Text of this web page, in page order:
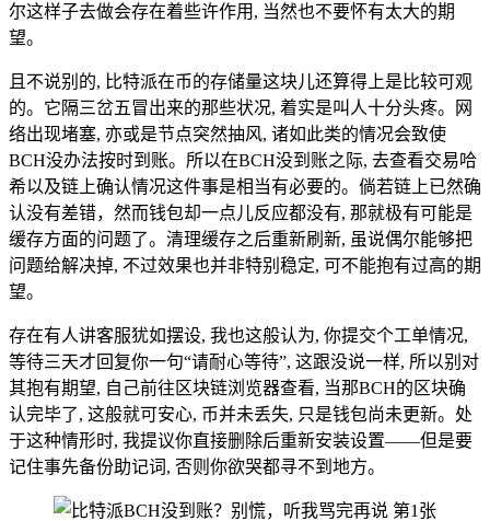
尔这样子去做会存在着些许作用, 当然也不要怀有太大的期
望。
且不说别的, 比特派在币的存储量这块儿还算得上是比较可观
的。它隔三岔五冒出来的那些状况, 着实是叫人十分头疼。网
络出现堵塞, 亦或是节点突然抽风, 诸如此类的情况会致使
BCH没办法按时到账。所以在BCH没到账之际, 去查看交易哈
希以及链上确认情况这件事是相当有必要的。倘若链上已然确
认没有差错，然而钱包却一点儿反应都没有, 那就极有可能是
缓存方面的问题了。清理缓存之后重新刷新, 虽说偶尔能够把
问题给解决掉, 不过效果也并非特别稳定, 可不能抱有过高的期
望。
存在有人讲客服犹如摆设, 我也这般认为, 你提交个工单情况,
等待三天才回复你一句“请耐心等待”, 这跟没说一样, 所以别对
其抱有期望, 自己前往区块链浏览器查看, 当那BCH的区块确
认完毕了, 这般就可安心, 币并未丢失, 只是钱包尚未更新。处
于这种情形时, 我提议你直接删除后重新安装设置——但是要
记住事先备份助记词, 否则你欲哭都寻不到地方。